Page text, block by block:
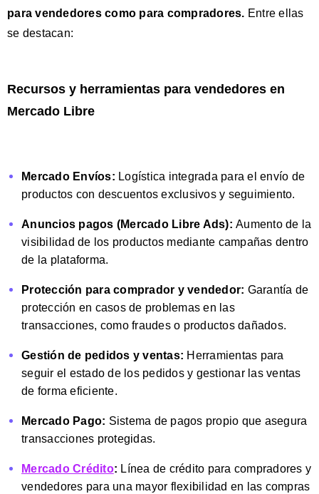
para vendedores como para compradores. Entre ellas
se destacan:
Recursos y herramientas para vendedores en
Mercado Libre
Mercado Envíos: Logística integrada para el envío de
productos con descuentos exclusivos y seguimiento.
Anuncios pagos (Mercado Libre Ads): Aumento de la
visibilidad de los productos mediante campañas dentro
de la plataforma.
Protección para comprador y vendedor: Garantía de
protección en casos de problemas en las
transacciones, como fraudes o productos dañados.
Gestión de pedidos y ventas: Herramientas para
seguir el estado de los pedidos y gestionar las ventas
de forma eficiente.
Mercado Pago: Sistema de pagos propio que asegura
transacciones protegidas.
Mercado Crédito: Línea de crédito para compradores y
vendedores para una mayor flexibilidad en las compras